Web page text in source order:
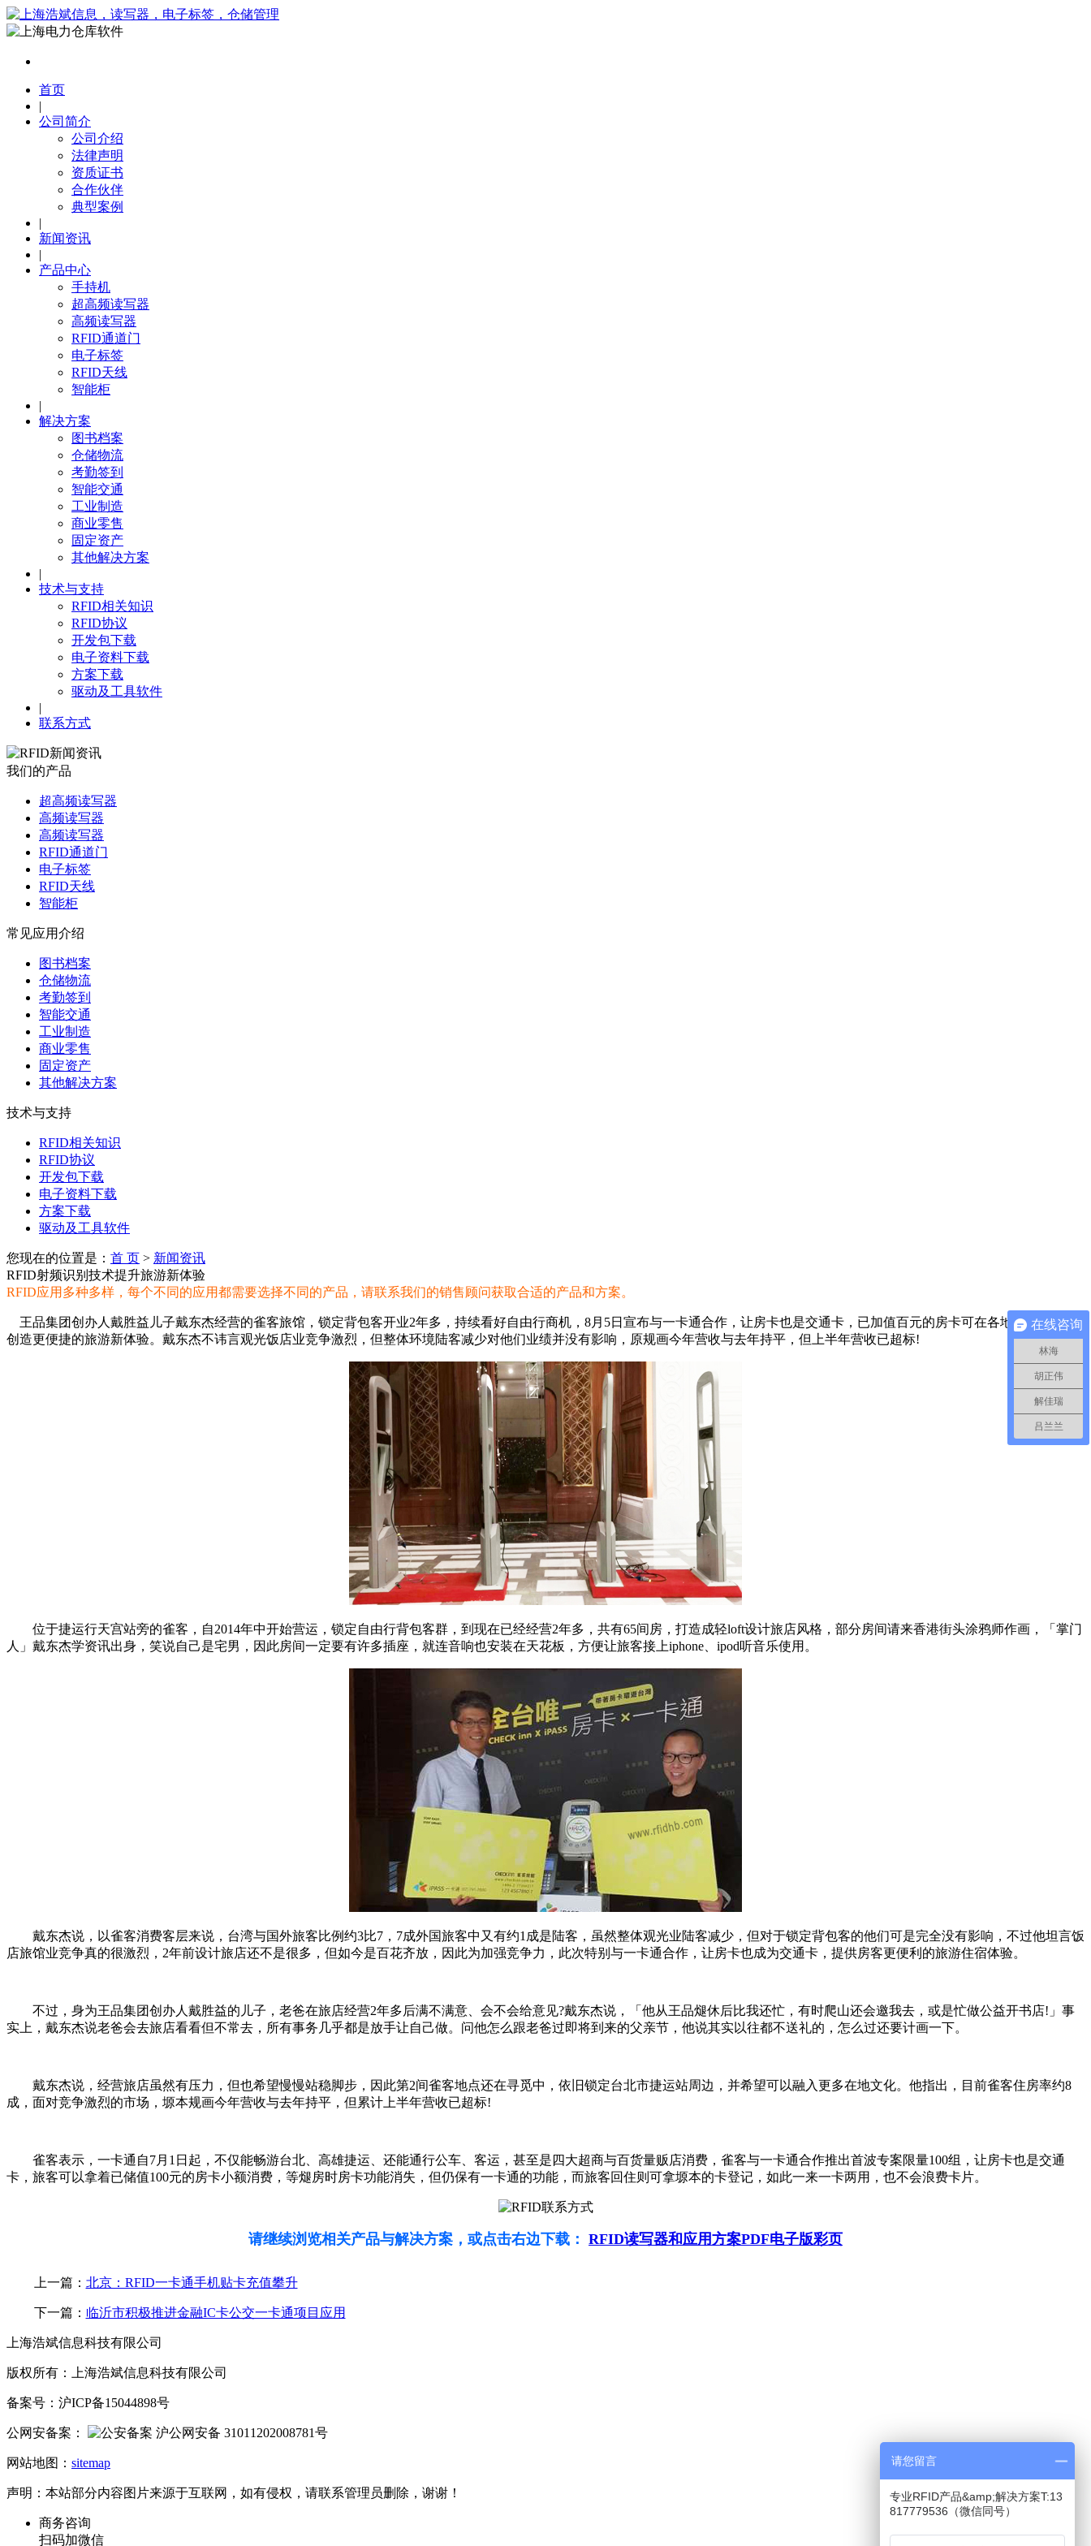
首页
|
公司简介
公司介绍
法律声明
资质证书
合作伙伴
典型案例
|
新闻资讯
|
产品中心
手持机
超高频读写器
高频读写器
RFID通道门
电子标签
RFID天线
智能柜
|
解决方案
图书档案
仓储物流
考勤签到
智能交通
工业制造
商业零售
固定资产
其他解决方案
|
技术与支持
RFID相关知识
RFID协议
开发包下载
电子资料下载
方案下载
驱动及工具软件
|
联系方式
我们的产品
超高频读写器
高频读写器
高频读写器
RFID通道门
电子标签
RFID天线
智能柜
常见应用介绍
图书档案
仓储物流
考勤签到
智能交通
工业制造
商业零售
固定资产
其他解决方案
技术与支持
RFID相关知识
RFID协议
开发包下载
电子资料下载
方案下载
驱动及工具软件
您现在的位置是： 首 页 > 新闻资讯
RFID射频识别技术提升旅游新体验
RFID应用多种多样，每个不同的应用都需要选择不同的产品，请联系我们的销售顾问获取合适的产品和方案。
王品集团创办人戴胜益儿子戴东杰经营的雀客旅馆，锁定背包客开业2年多，持续看好自由行商机，8月5日宣布与一卡通合作，让房卡也是交通卡，已加值百元的房卡可在各地小额消费，
创造更便捷的旅游新体验。戴东杰不讳言观光饭店业竞争激烈，但整体环境陆客减少对他们业绩并没有影响，原规画今年营收与去年持平，但上半年营收已超标!
位于捷运行天宫站旁的雀客，自2014年中开始营运，锁定自由行背包客群，到现在已经经营2年多，共有65间房，打造成轻loft设计旅店风格，部分房间请来香港街头涂鸦师作画，「掌门
人」戴东杰学资讯出身，笑说自己是宅男，因此房间一定要有许多插座，就连音响也安装在天花板，方便让旅客接上iphone、ipod听音乐使用。
戴东杰说，以雀客消费客层来说，台湾与国外旅客比例约3比7，7成外国旅客中又有约1成是陆客，虽然整体观光业陆客减少，但对于锁定背包客的他们可是完全没有影响，不过他坦言饭
店旅馆业竞争真的很激烈，2年前设计旅店还不是很多，但如今是百花齐放，因此为加强竞争力，此次特别与一卡通合作，让房卡也成为交通卡，提供房客更便利的旅游住宿体验。
不过，身为王品集团创办人戴胜益的儿子，老爸在旅店经营2年多后满不满意、会不会给意见?戴东杰说，「他从王品煺休后比我还忙，有时爬山还会邀我去，或是忙做公益开书店!」事
实上，戴东杰说老爸会去旅店看看但不常去，所有事务几乎都是放手让自己做。问他怎么跟老爸过即将到来的父亲节，他说其实以往都不送礼的，怎么过还要计画一下。
戴东杰说，经营旅店虽然有压力，但也希望慢慢站稳脚步，因此第2间雀客地点还在寻觅中，依旧锁定台北市捷运站周边，并希望可以融入更多在地文化。他指出，目前雀客住房率约8
成，面对竞争激烈的市场，塬本规画今年营收与去年持平，但累计上半年营收已超标!
雀客表示，一卡通自7月1日起，不仅能畅游台北、高雄捷运、还能通行公车、客运，甚至是四大超商与百货量贩店消费，雀客与一卡通合作推出首波专案限量100组，让房卡也是交通
卡，旅客可以拿着已储值100元的房卡小额消费，等煺房时房卡功能消失，但仍保有一卡通的功能，而旅客回住则可拿塬本的卡登记，如此一来一卡两用，也不会浪费卡片。
请继续浏览相关产品与解决方案，或点击右边下载： RFID读写器和应用方案PDF电子版彩页
上一篇： 北京：RFID一卡通手机贴卡充值攀升
下一篇： 临沂市积极推进金融IC卡公交一卡通项目应用
上海浩斌信息科技有限公司
版权所有：上海浩斌信息科技有限公司
备案号：沪ICP备15044898号
公网安备案： 沪公网安备 31011202008781号
网站地图： sitemap
声明：本站部分内容图片来源于互联网，如有侵权，请联系管理员删除，谢谢！
商务咨询
扫码加微信
在线咨询
林海
胡正伟
解佳瑞
吕兰兰
请您留言
专业RFID产品&amp;解决方案T:13
817779536（微信同号）